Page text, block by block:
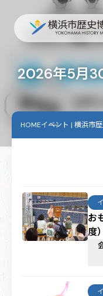
2026年5月
HOMEイベント | 横浜市
お
度）